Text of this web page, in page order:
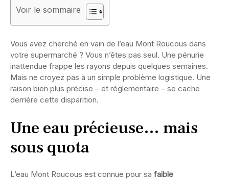
Voir le sommaire
Vous avez cherché en vain de l’eau Mont Roucous dans
votre supermarché ? Vous n’êtes pas seul. Une pénurie
inattendue frappe les rayons depuis quelques semaines.
Mais ne croyez pas à un simple problème logistique. Une
raison bien plus précise – et réglementaire – se cache
derrière cette disparition.
Une eau précieuse… mais
sous quota
L’eau Mont Roucous est connue pour sa faible